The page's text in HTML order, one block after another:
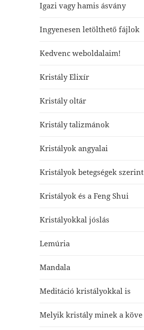
Igazi vagy hamis ásvány
Ingyenesen letölthető fájlok
Kedvenc weboldalaim!
Kristály Elixír
Kristály oltár
Kristály talizmánok
Kristályok angyalai
Kristályok betegségek szerint
Kristályok és a Feng Shui
Kristályokkal jóslás
Lemúria
Mandala
Meditáció kristályokkal is
Melyik kristály minek a köve